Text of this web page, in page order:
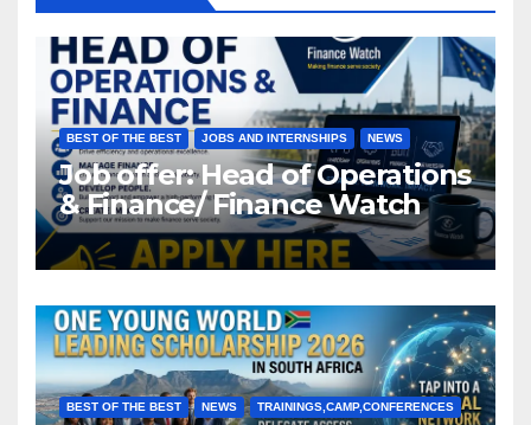
BEST OF THE BEST JOBS AND INTERNSHIPS NEWS
Job offer: Head of Operations
& Finance/ Finance Watch
BEST OF THE BEST NEWS TRAININGS,CAMP,CONFERENCES